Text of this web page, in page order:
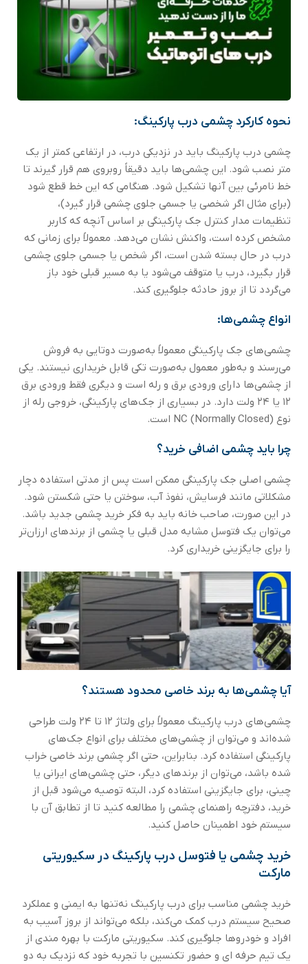
نحوه کارکرد چشمی درب پارکینگ:
چشمی درب پارکینگ باید در نزدیکی درب، در ارتفاعی کمتر از یک
متر نصب شود. این چشمی‌ها باید دقیقاً روبروی هم قرار گیرند تا
خط نامرئی بین آنها تشکیل شود. هنگامی که این خط قطع شود
(برای مثال اگر شخصی یا جسمی جلوی چشمی قرار گیرد)،
تنظیمات مدار کنترل جک پارکینگی بر اساس آنچه که کاربر
مشخص کرده است، واکنش نشان می‌دهد. معمولاً برای زمانی که
درب در حال بسته شدن است، اگر شخص یا جسمی جلوی چشمی
قرار بگیرد، درب یا متوقف می‌شود یا به مسیر قبلی خود باز
می‌گردد تا از بروز حادثه جلوگیری کند.
انواع چشمی‌ها:
چشمی‌های جک پارکینگی معمولاً به‌صورت دوتایی به فروش
می‌رسند و به‌طور معمول به‌صورت تکی قابل خریداری نیستند. یکی
از چشمی‌ها دارای ورودی برق و رله است و دیگری فقط ورودی برق
۱۲ یا ۲۴ ولت دارد. در بسیاری از جک‌های پارکینگی، خروجی رله از
نوع NC (Normally Closed) است.
چرا باید چشمی اضافی خرید؟
چشمی اصلی جک پارکینگی ممکن است پس از مدتی استفاده دچار
مشکلاتی مانند فرسایش، نفوذ آب، سوختن یا حتی شکستن شود.
در این صورت، صاحب خانه باید به فکر خرید چشمی جدید باشد.
می‌توان یک فتوسل مشابه مدل قبلی یا چشمی از برندهای ارزان‌تر
را برای جایگزینی خریداری کرد.
آیا چشمی‌ها به برند خاصی محدود هستند؟
چشمی‌های درب پارکینگ معمولاً برای ولتاژ ۱۲ تا ۲۴ ولت طراحی
شده‌اند و می‌توان از چشمی‌های مختلف برای انواع جک‌های
پارکینگی استفاده کرد. بنابراین، حتی اگر چشمی برند خاصی خراب
شده باشد، می‌توان از برندهای دیگر، حتی چشمی‌های ایرانی یا
چینی، برای جایگزینی استفاده کرد، البته توصیه می‌شود قبل از
خرید، دفترچه راهنمای چشمی را مطالعه کنید تا از تطابق آن با
سیستم خود اطمینان حاصل کنید.
خرید چشمی یا فتوسل درب پارکینگ در سکیوریتی
مارکت
خرید چشمی مناسب برای درب پارکینگ نه‌تنها به ایمنی و عملکرد
صحیح سیستم درب کمک می‌کند، بلکه می‌تواند از بروز آسیب به
افراد و خودروها جلوگیری کند. سکیوریتی مارکت با بهره مندی از
یک تیم حرفه ای و حضور تکنسین با تجربه خود که نزدیک به دو